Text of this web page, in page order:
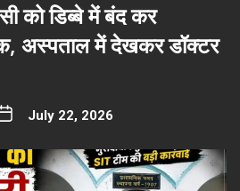
को डिब्बे में बंद कर
अस्पताल में देखकर डॉक्टर
July 22, 2026